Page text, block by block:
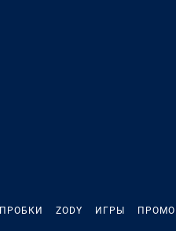
ПРОБКИ ZODY ИГРЫ